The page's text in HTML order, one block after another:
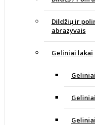
Dildžių ir
abrazyvais
Geliniai lakai